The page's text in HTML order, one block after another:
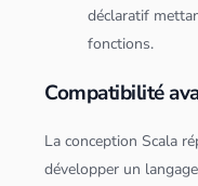
déclaratif
fonctions.
Compatibilité
La conception Scala
développer un